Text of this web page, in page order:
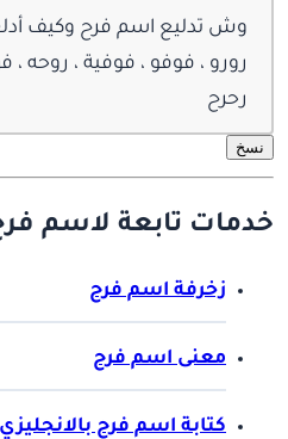
وش تدليع اسم فرح وكيف
رورو ، فوفو ، فوفية ، روحه ،
رحرح
نسخ
خدمات تابعة لاسم
زخرفة اسم فرح
معنى اسم فرح
كتابة اسم فرح بالانجليزي